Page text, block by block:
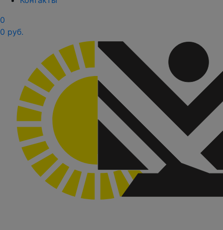
0
0 руб.